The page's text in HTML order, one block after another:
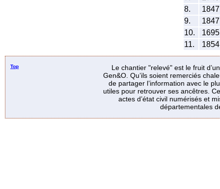
8.
9.
10.
11.
Top
Le chantier "relevé" est le fruit
Gen&O. Qu’ils soient remerciés
de partager l’information avec le
utiles pour retrouver ses ancêtres.
actes d’état civil numérisés et
départementales